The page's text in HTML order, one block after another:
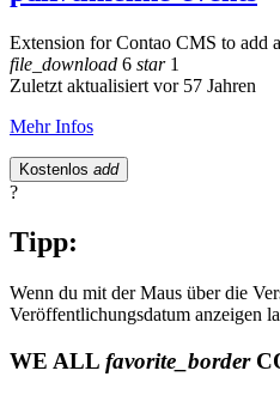
Extension for Contao CMS to add
file_download 6 star1
Zuletzt aktualisiert vor 57 Jahren
Mehr Infos
Kostenlos add
?
Tipp:
Wenn du mit der Maus über die
Veröffentlichungsdatum anzeigen
WE ALL favorite_border